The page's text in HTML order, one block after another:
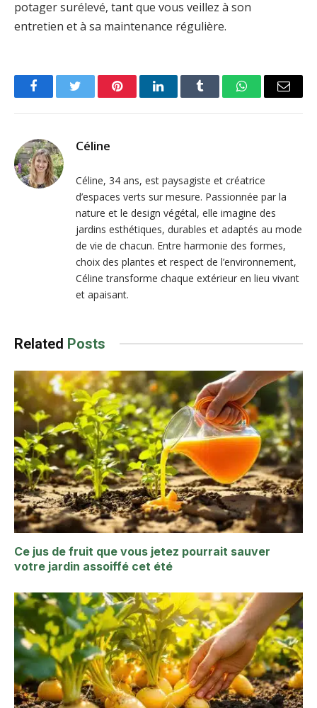
potager surélevé, tant que vous veillez à son
entretien et à sa maintenance régulière.
FacebookTwitter PinterestLinkedInTumblr WhatsAppEmail
Céline
Céline, 34 ans, est paysagiste et créatrice
d’espaces verts sur mesure. Passionnée par la
nature et le design végétal, elle imagine des
jardins esthétiques, durables et adaptés au mode
de vie de chacun. Entre harmonie des formes,
choix des plantes et respect de l’environnement,
Céline transforme chaque extérieur en lieu vivant
et apaisant.
Related Posts
Ce jus de fruit que vous jetez pourrait sauver
votre jardin assoiffé cet été